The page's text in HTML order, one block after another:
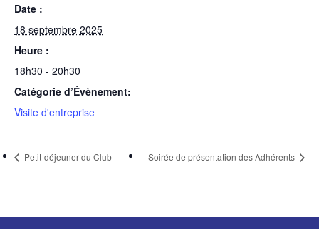
Date :
18 septembre 2025
Heure :
18h30 - 20h30
Catégorie d’Évènement:
Visite d'entreprise
Petit-déjeuner du Club Soirée de présentation des Adhérents